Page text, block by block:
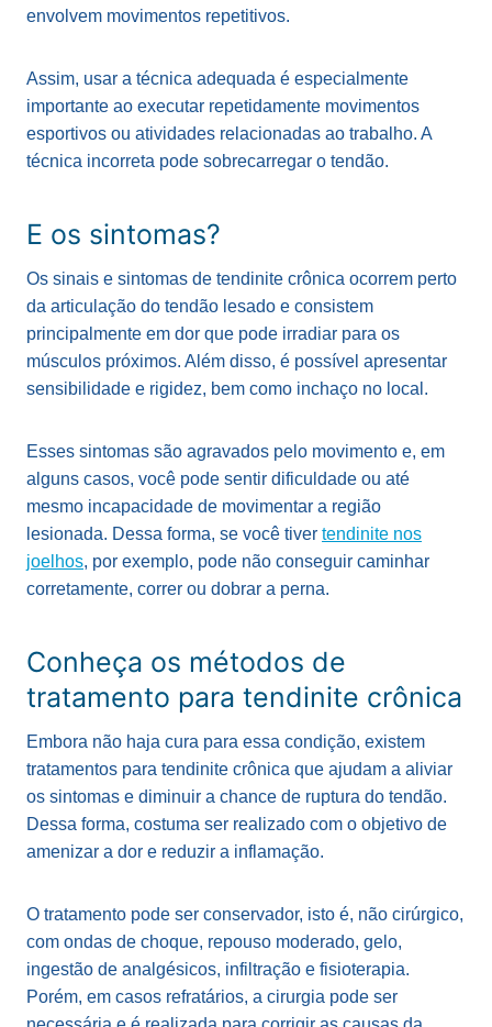
envolvem movimentos repetitivos.
Assim, usar a técnica adequada é especialmente
importante ao executar repetidamente movimentos
esportivos ou atividades relacionadas ao trabalho. A
técnica incorreta pode sobrecarregar o tendão.
E os sintomas?
Os sinais e sintomas de tendinite crônica ocorrem perto
da articulação do tendão lesado e consistem
principalmente em dor que pode irradiar para os
músculos próximos. Além disso, é possível apresentar
sensibilidade e rigidez, bem como inchaço no local.
Esses sintomas são agravados pelo movimento e, em
alguns casos, você pode sentir dificuldade ou até
mesmo incapacidade de movimentar a região
lesionada. Dessa forma, se você tiver tendinite nos
joelhos, por exemplo, pode não conseguir caminhar
corretamente, correr ou dobrar a perna.
Conheça os métodos de
tratamento para tendinite crônica
Embora não haja cura para essa condição, existem
tratamentos para tendinite crônica que ajudam a aliviar
os sintomas e diminuir a chance de ruptura do tendão.
Dessa forma, costuma ser realizado com o objetivo de
amenizar a dor e reduzir a inflamação.
O tratamento pode ser conservador, isto é, não cirúrgico,
com ondas de choque, repouso moderado, gelo,
ingestão de analgésicos, infiltração e fisioterapia.
Porém, em casos refratários, a cirurgia pode ser